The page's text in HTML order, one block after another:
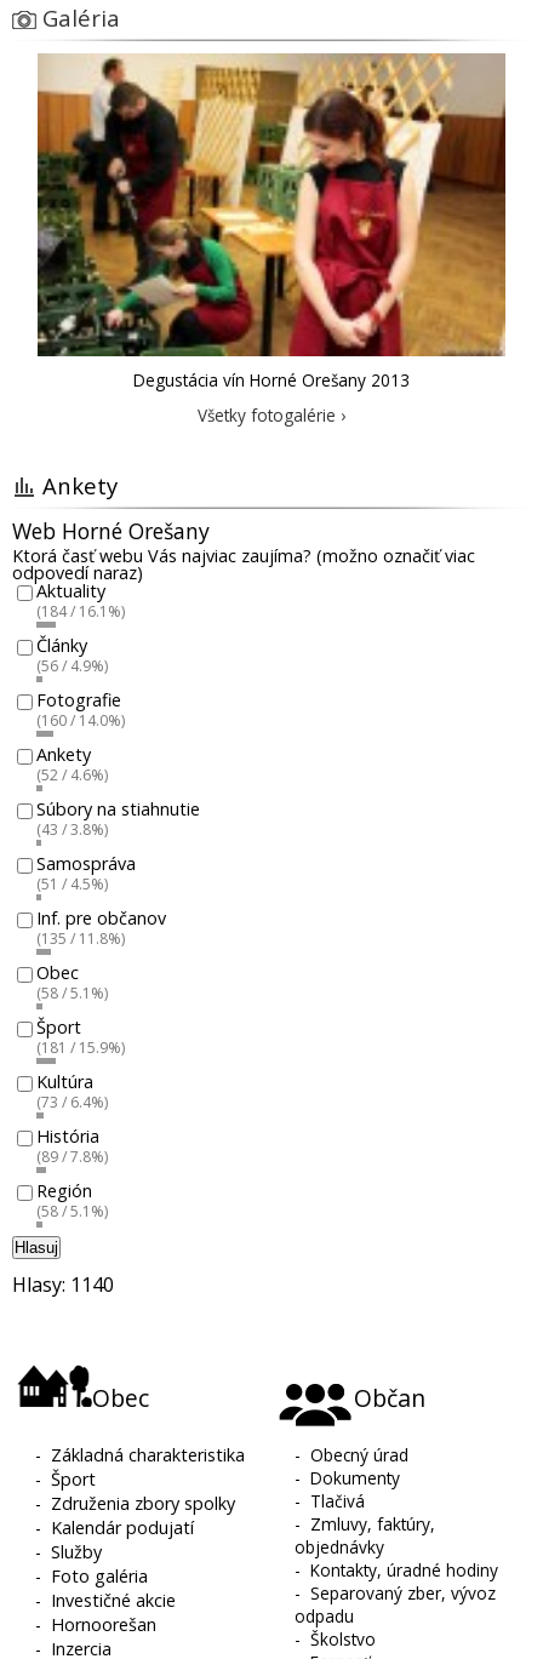
Galéria
Degustácia vín Horné Orešany 2013
Všetky fotogalérie ›
Ankety
Web Horné Orešany
Ktorá časť webu Vás najviac zaujíma? (možno označiť viac
odpovedí naraz)
Aktuality
(184 / 16.1%)
Články
(56 / 4.9%)
Fotografie
(160 / 14.0%)
Ankety
(52 / 4.6%)
Súbory na stiahnutie
(43 / 3.8%)
Samospráva
(51 / 4.5%)
Inf. pre občanov
(135 / 11.8%)
Obec
(58 / 5.1%)
Šport
(181 / 15.9%)
Kultúra
(73 / 6.4%)
História
(89 / 7.8%)
Región
(58 / 5.1%)
Hlasuj
Hlasy: 1140
Obec
- Základná charakteristika
-Šport
- Združenia zbory spolky
- Kalendár podujatí
-Služby
- Foto galéria
- Investičné akcie
- Hornoorešan
- Inzercia
Občan
-Obecný úrad
-Dokumenty
- Tlačivá
- Zmluvy, faktúry,
objednávky
-Kontakty, úradné hodiny
-Separovaný zber, vývoz
odpadu
-Školstvo